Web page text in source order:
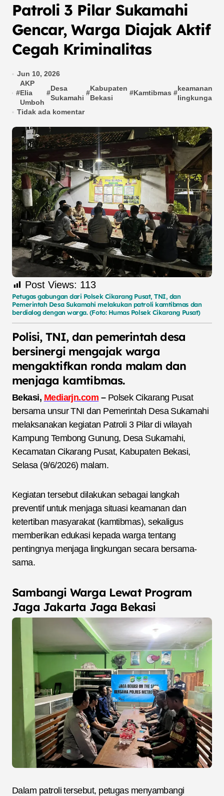
Patroli 3 Pilar Sukamahi
Gencar, Warga Diajak Aktif
Cegah Kriminalitas
Jun 10, 2026
#
AKP
Elia
Umboh
#
Desa
Sukamahi
#
Kabupaten
Bekasi
#Kamtibmas #
keamanan
lingkungan
Tidak ada komentar
Post Views: 113
Petugas gabungan dari Polsek Cikarang Pusat, TNI, dan
Pemerintah Desa Sukamahi melakukan patroli kamtibmas dan
berdialog dengan warga. (Foto: Humas Polsek Cikarang Pusat)
Polisi, TNI, dan pemerintah desa
bersinergi mengajak warga
mengaktifkan ronda malam dan
menjaga kamtibmas.
Bekasi, Mediarjn.com –Polsek Cikarang Pusat
bersama unsur TNI dan Pemerintah Desa Sukamahi
melaksanakan kegiatan Patroli 3 Pilar di wilayah
Kampung Tembong Gunung, Desa Sukamahi,
Kecamatan Cikarang Pusat, Kabupaten Bekasi,
Selasa (9/6/2026) malam.
Kegiatan tersebut dilakukan sebagai langkah
preventif untuk menjaga situasi keamanan dan
ketertiban masyarakat (kamtibmas), sekaligus
memberikan edukasi kepada warga tentang
pentingnya menjaga lingkungan secara bersama-
sama.
Sambangi Warga Lewat Program
Jaga Jakarta Jaga Bekasi
Dalam patroli tersebut, petugas menyambangi